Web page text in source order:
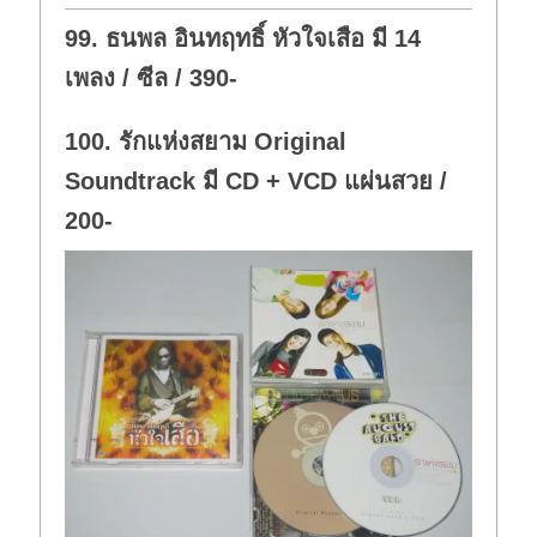
o
n
.
p
99. ธนพล อินทฤทธิ์ หัวใจเสือ มี 14
เพลง / ซีล / 390-
100. รักแห่งสยาม Original
Soundtrack มี CD + VCD แผ่นสวย /
200-